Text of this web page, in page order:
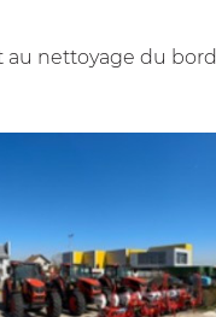
au nettoyage du bord